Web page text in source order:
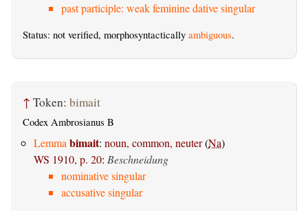
past participle: weak feminine dative singular
Status: not verified, morphosyntactically ambiguous.
↑ Token: bimait
Codex Ambrosianus B
Lemmabimait: noun, common, neuter(Na)
WS 1910, p. 20: Beschneidung
nominative singular
accusative singular